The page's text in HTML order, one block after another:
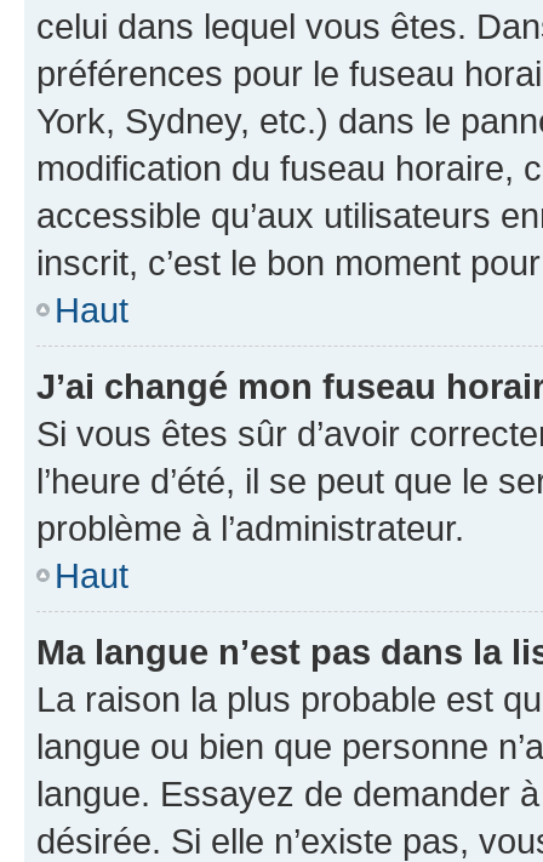
celui dans lequel vous êtes.
préférences pour le fuseau
York, Sydney, etc.) dans le
modification du fuseau horaire,
accessible qu’aux utilisateurs
inscrit, c’est le bon moment
Haut
J’ai changé mon fuseau
Si vous êtes sûr d’avoir
l’heure d’été, il se peut que le
problème à l’administrateur.
Haut
Ma langue n’est pas dans la
La raison la plus probable est
langue ou bien que personne
langue. Essayez de demander
désirée. Si elle n’existe pas,